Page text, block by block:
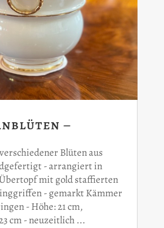
–
Blüten aus
- arrangiert in
mit gold staffierten
- gemarkt Kämmer
- Höhe: 21 cm,
cm - neuzeitlich ...